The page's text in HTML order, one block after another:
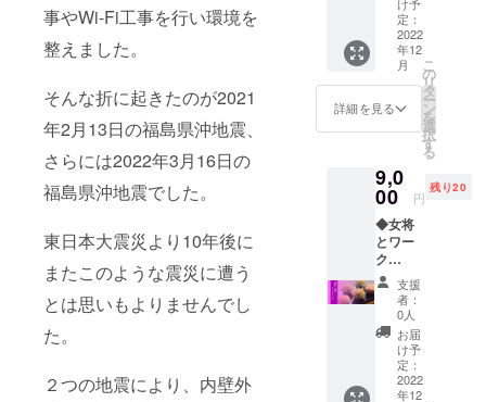
事やWi-Fi工事を行い環境を
整えました。
そんな折に起きたのが2021
年2月13日の福島県沖地震、
さらには2022年3月16日の
福島県沖地震でした。
東日本大震災より10年後に
またこのような震災に遭う
とは思いもよりませんでし
た。
２つの地震により、内壁外
いたし
ます。 \
送料・
消費税
込みの
価格と
①サン
クスレ
ター ②
オリジ
ナル手
ぬぐい
③扇や
ポスト
④女将
とお礼
のお茶
会 １
時間
抹茶と
玉よう
かん、
生和菓
子と
時々煎
茶付！
日程 ：
定：
2022
年12
月
詳細を見る
こ
の
リ
タ
ー
ン
を
選
択
す
る
9,0
00 円
残り20
◆女将
とワー
ク
ショッ
プ体験
【リ
ターン
詳細】
①サン
クスレ
ター ②
支援
者：
0人
お届
け予
定：
2022
年12